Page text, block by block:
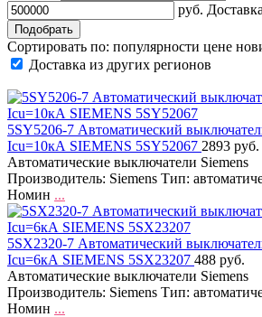
руб.
Сортировать по: популярности цене
Доставка из других регионов
5SY5206-7 Автоматический
Icu=10кА SIEMENS 5SY52067 2893 руб.
Автоматические выключатели Siemens
Производитель: Siemens Тип:
Номин ...
5SX2320-7 Автоматический
Icu=6кА SIEMENS 5SX23207 488 руб.
Автоматические выключатели Siemens
Производитель: Siemens Тип:
Номин ...